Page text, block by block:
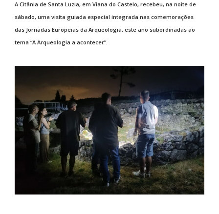
A Citânia de Santa Luzia, em Viana do Castelo, recebeu, na noite de
sábado, uma visita guiada especial integrada nas comemorações
das Jornadas Europeias da Arqueologia, este ano subordinadas ao
tema “A Arqueologia a acontecer”.